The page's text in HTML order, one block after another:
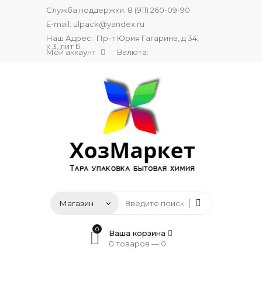
Служба поддержки: 8 (911) 260-09-90
E-mail: ulpack@yandex.ru
Наш Адрес : Пр-т Юрия Гагарина, д 34,
к 3, лит Б
Мой аккаунт Валюта:
0
Ваша корзина
0 товаров — 0